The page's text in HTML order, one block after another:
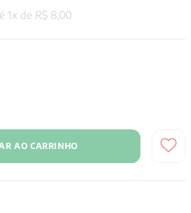
1x de R$ 8 00
AO CARRINHO